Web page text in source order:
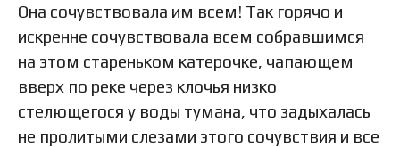
Она сочувствовала им всем! Так горячо и
искренне сочувствовала всем собравшимся
на этом стареньком катерочке, чапающем
вверх по реке через клочья низко
стелющегося у воды тумана, что задыхалась
не пролитыми слезами этого сочувствия и все